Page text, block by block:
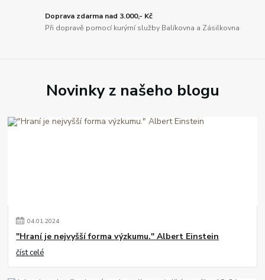
Doprava zdarma nad 3.000,- Kč
Při dopravě pomocí kurýrní služby Balíkovna a Zásilkovna
Novinky z našeho blogu
04.01.2024
"Hraní je nejvyšší forma výzkumu." Albert Einstein
číst celé